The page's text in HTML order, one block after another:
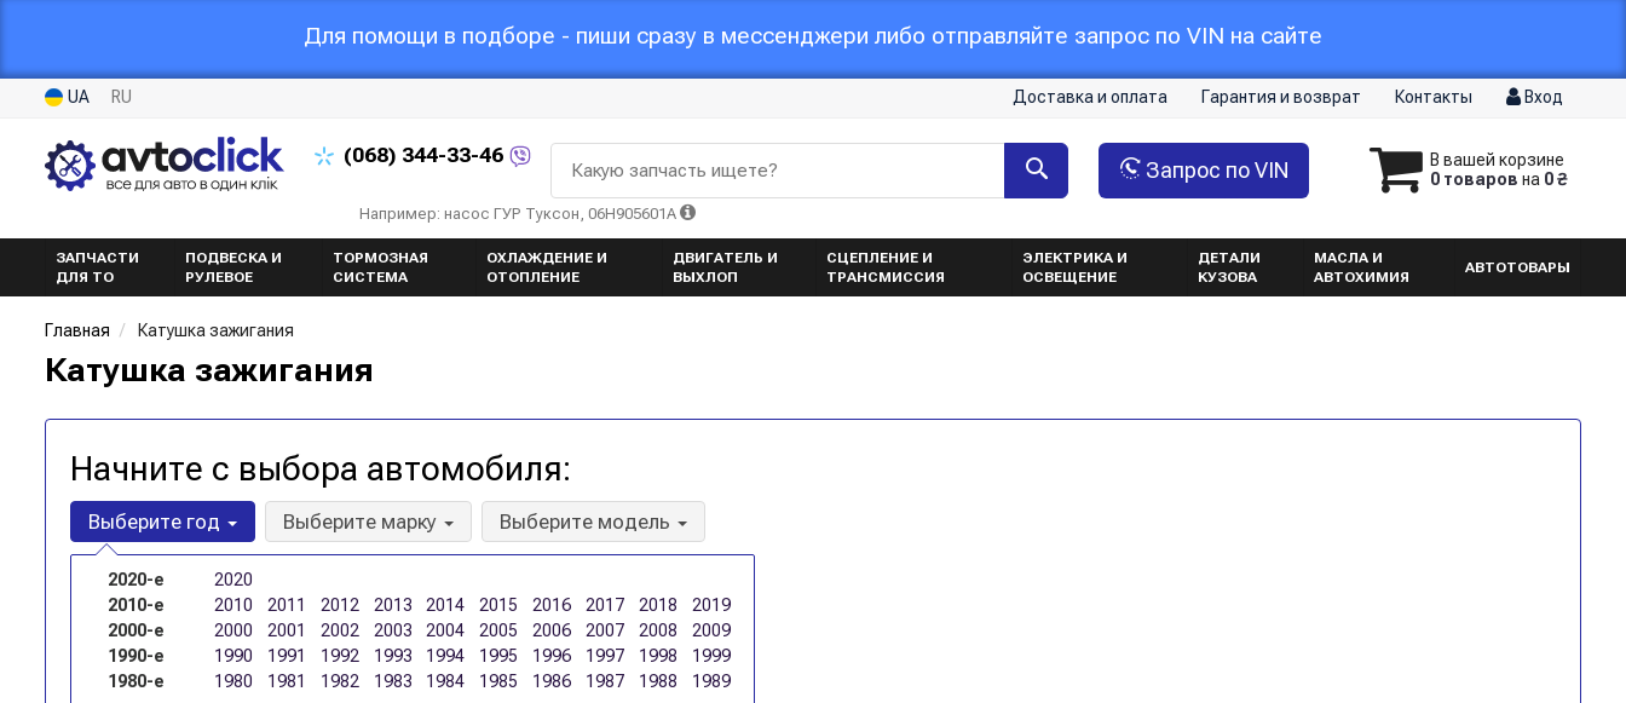
Для помощи в подборе - пиши сразу в мессенджери либо отправляйте запрос по VIN на сайте
UA RU Доставка и оплата Гарантия и возврат Контакты Вход
(068) 344-33-46
В вашей корзине
0 товаров на 0 ₴
Запрос по VIN
Какую запчасть ищете?
Например: насос ГУР Туксон, 06H905601A
ЗАПЧАСТИ
ДЛЯ ТО
ПОДВЕСКА И
РУЛЕВОЕ
ТОРМОЗНАЯ
СИСТЕМА
ОХЛАЖДЕНИЕ И
ОТОПЛЕНИЕ
ДВИГАТЕЛЬ И
ВЫХЛОП
СЦЕПЛЕНИЕ И
ТРАНСМИССИЯ
ЭЛЕКТРИКА И
ОСВЕЩЕНИЕ
ДЕТАЛИ
КУЗОВА
МАСЛА И
АВТОХИМИЯ
АВТОТОВАРЫ
Главная Катушка зажигания
Катушка зажигания
Начните с выбора автомобиля:
Выберите год
2020-е
2020
2010-е
2010 2011 2012 2013 2014 2015 2016 2017 2018
2019
2000-е
2000 2001 2002 2003 2004 2005 2006 2007 2008
2009
1990-е
1990 1991 1992 1993 1994 1995 1996 1997 1998
1999
1980-е
1980 1981 1982 1983 1984 1985 1986 1987 1988 1989
Выберите марку Выберите модель